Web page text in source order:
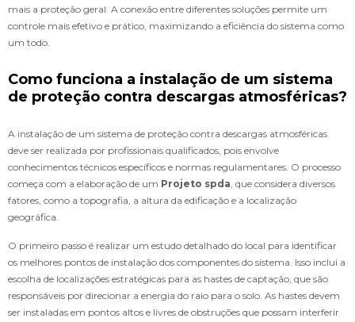
mais a proteção geral. A conexão entre diferentes soluções permite um
controle mais efetivo e prático, maximizando a eficiência do sistema como
um todo.
Como funciona a instalação de um sistema
de proteção contra descargas atmosféricas?
A instalação de um sistema de proteção contra descargas atmosféricas
deve ser realizada por profissionais qualificados, pois envolve
conhecimentos técnicos específicos e normas regulamentares. O processo
começa com a elaboração de um Projeto spda, que considera diversos
fatores, como a topografia, a altura da edificação e a localização
geográfica.
O primeiro passo é realizar um estudo detalhado do local para identificar
os melhores pontos de instalação dos componentes do sistema. Isso inclui a
escolha de localizações estratégicas para as hastes de captação, que são
responsáveis por direcionar a energia do raio para o solo. As hastes devem
ser instaladas em pontos altos e livres de obstruções que possam interferir